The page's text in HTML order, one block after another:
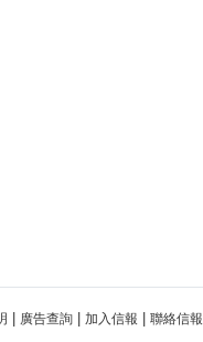
廣告查詢 加入信報 聯絡信報